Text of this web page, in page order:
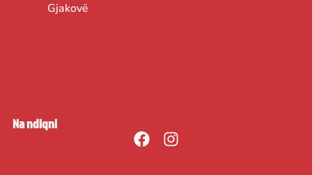
Gjakovë
Na ndiqni
F
a
I